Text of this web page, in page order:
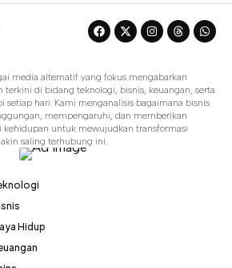
media alternatif yang fokus mengabarkan
terkini di bidang teknologi, bisnis, keuangan, serta
setiap hari. Kami menganalisis bagaimana bisnis
mempengaruhi, dan memberikan
kehidupan untuk mewujudkan transformasi
saling terhubung ini.
Hidup